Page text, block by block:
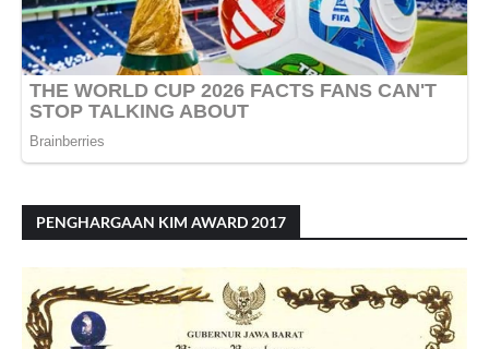
PENGHARGAAN KIM AWARD 2017